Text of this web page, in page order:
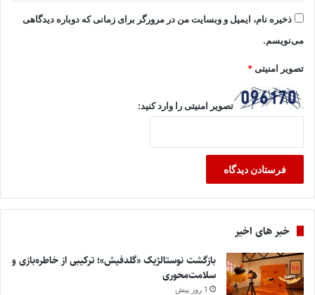
ذخیره نام، ایمیل و وبسایت من در مرورگر برای زمانی که دوباره دیدگاهی
می‌نویسم.
تصویر امنیتی*
تصویر امنیتی را وارد کنید:
خبر های اخیر
بازگشت نوستالژیک «گلدفیش»؛ ترکیبی از خاطره‌بازی و
سلامت‌محوری
1 روز پیش